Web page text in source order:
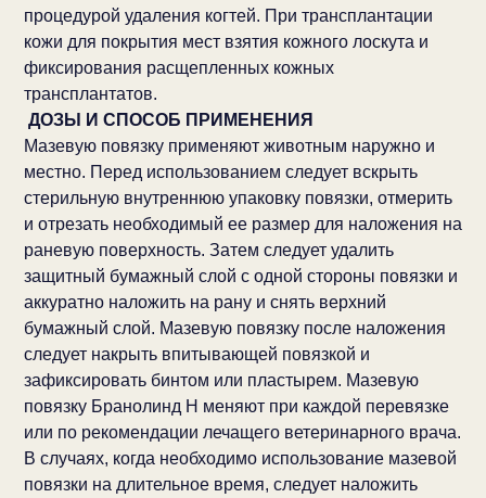
процедурой удаления когтей. При трансплантации
кожи для покрытия мест взятия кожного лоскута и
фиксирования расщепленных кожных
трансплантатов.
ДОЗЫ И СПОСОБ ПРИМЕНЕНИЯ
Мазевую повязку применяют животным наружно и
местно. Перед использованием следует вскрыть
стерильную внутреннюю упаковку повязки, отмерить
и отрезать необходимый ее размер для наложения на
раневую поверхность. Затем следует удалить
защитный бумажный слой с одной стороны повязки и
аккуратно наложить на рану и снять верхний
бумажный слой. Мазевую повязку после наложения
следует накрыть впитывающей повязкой и
зафиксировать бинтом или пластырем. Мазевую
повязку Бранолинд Н меняют при каждой перевязке
или по рекомендации лечащего ветеринарного врача.
В случаях, когда необходимо использование мазевой
повязки на длительное время, следует наложить